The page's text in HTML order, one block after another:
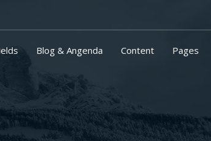
Blog & Angenda Content Pages